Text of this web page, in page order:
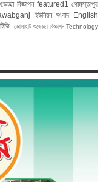
বিজ্ঞাপন featured1
গোমস্তাপুর
ইউনিয়ন সংবাদ
English
ভোলাহাট শুভেচ্ছা বিজ্ঞাপন Technology